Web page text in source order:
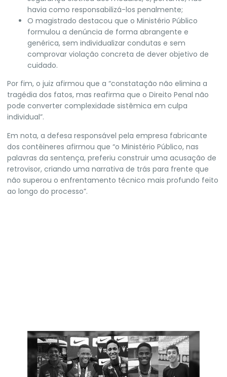
havia como responsabilizá-los penalmente;
O magistrado destacou que o Ministério Público
formulou a denúncia de forma abrangente e
genérica, sem individualizar condutas e sem
comprovar violação concreta de dever objetivo de
cuidado.
Por fim, o juiz afirmou que a “constatação não elimina a
tragédia dos fatos, mas reafirma que o Direito Penal não
pode converter complexidade sistêmica em culpa
individual”.
Em nota, a defesa responsável pela empresa fabricante
dos contêineres afirmou que “o Ministério Público, nas
palavras da sentença, preferiu construir uma acusação de
retrovisor, criando uma narrativa de trás para frente que
não superou o enfrentamento técnico mais profundo feito
ao longo do processo”.